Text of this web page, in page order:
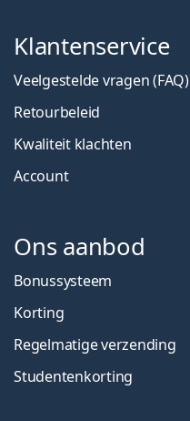
Klantenservice
Veelgestelde vragen (FAQ)
Retourbeleid
Kwaliteit klachten
Account
Ons aanbod
Bonussysteem
Korting
Regelmatige verzending
Studentenkorting